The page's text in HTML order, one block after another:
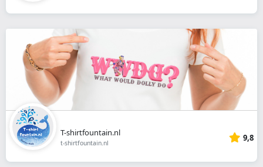
T-shirtfountain.nl
t-shirtfountain.nl 9,8